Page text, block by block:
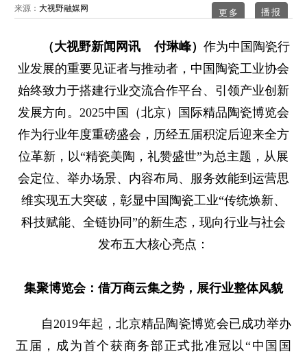
来源： 大视野融媒网 更多
（大视野新闻网讯 付琳峰） 作为中国陶瓷行
业发展的重要见证者与推动者，中国陶瓷工业协会
始终致力于搭建行业交流合作平台、引领产业创新
发展方向。2025中国（北京）国际精品陶瓷博览会
作为行业年度重磅盛会，历经五届积淀后迎来全方
位革新，以“精瓷美陶，礼赞盛世”为总主题，从展
会定位、举办场景、内容布局、服务效能到运营思
维实现五大突破，彰显中国陶瓷工业“传统焕新、
科技赋能、全链协同”的新生态，现向行业与社会
发布五大核心亮点：
集聚博览会：借万商云集之势，展行业整体风貌
自2019年起，北京精品陶瓷博览会已成功举办
五届，成为首个获商务部正式批准冠以“中国国